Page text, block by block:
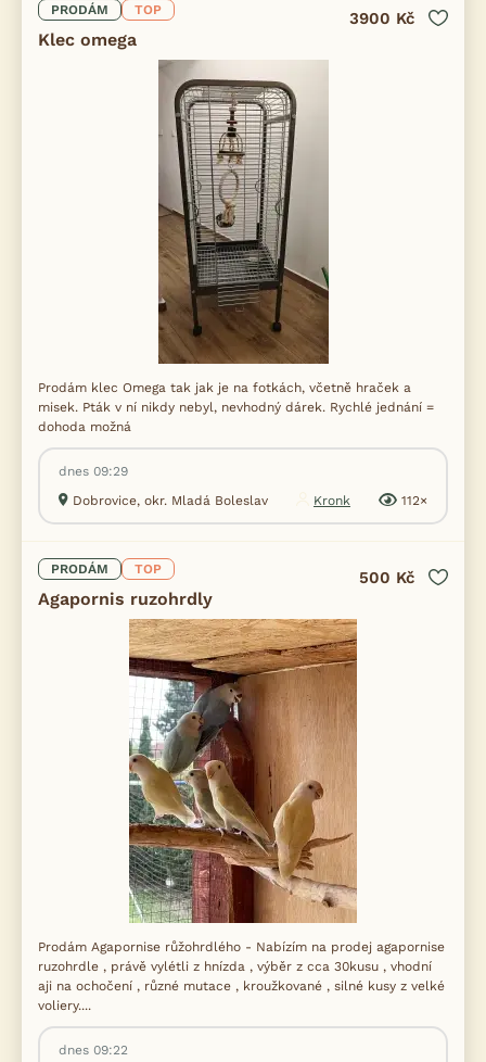
PRODÁM TOP
Klec omega
3900 Kč
Prodám klec Omega tak jak je na fotkách, včetně hraček a
misek. Pták v ní nikdy nebyl, nevhodný dárek. Rychlé jednání =
dohoda možná
dnes 09:29
Dobrovice, okr. Mladá Boleslav
Kronk 112×
PRODÁM TOP
Agapornis ruzohrdly
500 Kč
Prodám Agapornise růžohrdlého - Nabízím na prodej agapornise
ruzohrdle , právě vylétli z hnízda , výběr z cca 30kusu , vhodní
aji na ochočení , různé mutace , kroužkované , silné kusy z velké
voliery....
dnes 09:22